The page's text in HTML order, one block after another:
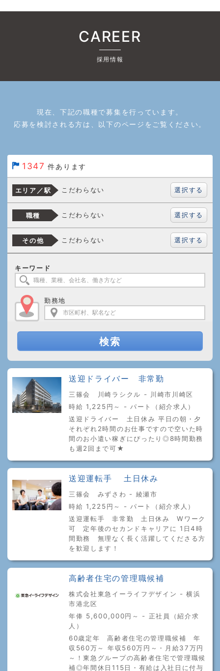
CAREER
採用情報
現在、下記の職種で募集を行っています。
応募を検討される方は、以下のページをご覧ください。
1347 件あります
エリア／駅 こだわらない 選択する
職種 こだわらない 選択する
その他 こだわらない 選択する
キーワード
勤務地
検索
送迎ドライバー 非常勤
三篠会 川崎ラシクル - 川崎市川崎区
時給 1,225円～ - パート（紹介求人）
送迎ドライバー 土日休み 平日の朝・夕
それぞれ2時間のお仕事ですので空いた時
間のお小遣い稼ぎにぴったり◎8時間勤務
も週2回まで可★
送迎運転手 土日休み
三篠会 みずさわ - 綾瀬市
時給 1,225円～ - パート（紹介求人）
送迎運転手 非常勤 土日休み Wワーク
可 定年後のセカンドキャリアに 1日4時
間勤務 無理なく長く活躍してくださる方
を歓迎します！
高齢者住宅の管理職候補
株式会社東急イーライフデザイン - 横浜
市港北区
年俸 5,600,000円～ - 正社員（紹介求
人）
60歳定年 高齢者住宅の管理職候補 年
収560万～ 年収560万円～・月給37万円
～！東急グループの高齢者住宅で管理職候
補◎年間休日115日・有給は入社日に付与